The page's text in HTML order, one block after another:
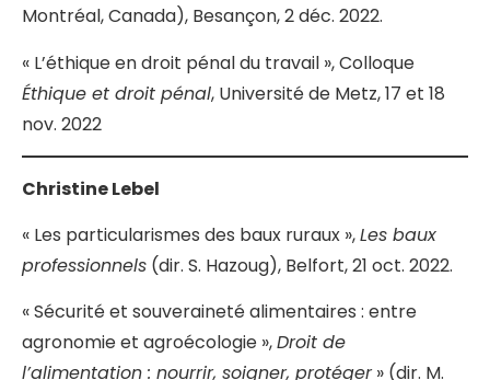
Montréal, Canada), Besançon, 2 déc. 2022.
« L’éthique en droit pénal du travail », Colloque
Éthique et droit pénal, Université de Metz, 17 et 18
nov. 2022
Christine Lebel
« Les particularismes des baux ruraux »,Les baux
professionnels (dir. S. Hazoug), Belfort, 21 oct. 2022.
« Sécurité et souveraineté alimentaires : entre
agronomie et agroécologie »,Droit de
l’alimentation : nourrir, soigner, protéger» (dir. M.